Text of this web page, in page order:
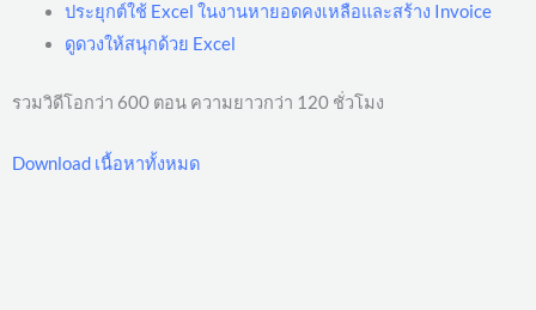
ประยุกต์ใช้ Excel ในงานหายอดคงเหลือและสร้าง Invoice
ดูดวงให้สนุกด้วย Excel
รวมวิดีโอกว่า 600 ตอน ความยาวกว่า 120 ชั่วโมง
Download เนื้อหาทั้งหมด